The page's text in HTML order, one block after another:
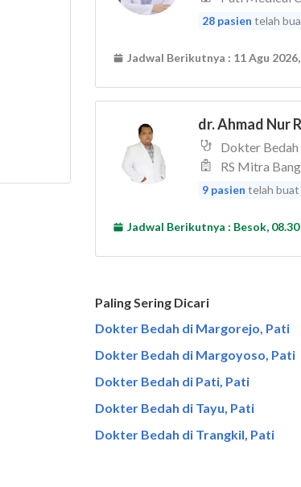
Paling Sering Dicari
Dokter Bedah di Margorejo, Pati
Dokter Bedah di Margoyoso, Pati
Dokter Bedah di Pati, Pati
Dokter Bedah di Tayu, Pati
Dokter Bedah di Trangkil, Pati